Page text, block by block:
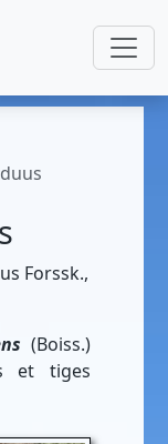
Forssk.,
(Boiss.)
et tiges